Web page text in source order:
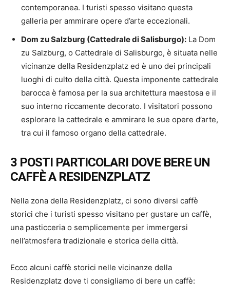
contemporanea. I turisti spesso visitano questa
galleria per ammirare opere d’arte eccezionali.
Dom zu Salzburg (Cattedrale di Salisburgo): La Dom
zu Salzburg, o Cattedrale di Salisburgo, è situata nelle
vicinanze della Residenzplatz ed è uno dei principali
luoghi di culto della città. Questa imponente cattedrale
barocca è famosa per la sua architettura maestosa e il
suo interno riccamente decorato. I visitatori possono
esplorare la cattedrale e ammirare le sue opere d’arte,
tra cui il famoso organo della cattedrale.
3 POSTI PARTICOLARI DOVE BERE UN
CAFFÈ A RESIDENZPLATZ
Nella zona della Residenzplatz, ci sono diversi caffè
storici che i turisti spesso visitano per gustare un caffè,
una pasticceria o semplicemente per immergersi
nell’atmosfera tradizionale e storica della città.
Ecco alcuni caffè storici nelle vicinanze della
Residenzplatz dove ti consigliamo di bere un caffè: